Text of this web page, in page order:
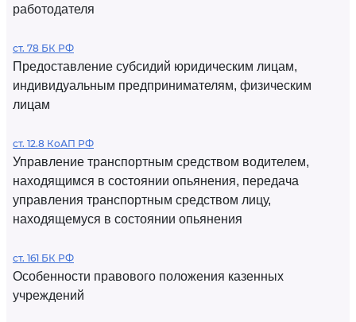
работодателя
ст. 78 БК РФ
Предоставление субсидий юридическим лицам,
индивидуальным предпринимателям, физическим
лицам
ст. 12.8 КоАП РФ
Управление транспортным средством водителем,
находящимся в состоянии опьянения, передача
управления транспортным средством лицу,
находящемуся в состоянии опьянения
ст. 161 БК РФ
Особенности правового положения казенных
учреждений